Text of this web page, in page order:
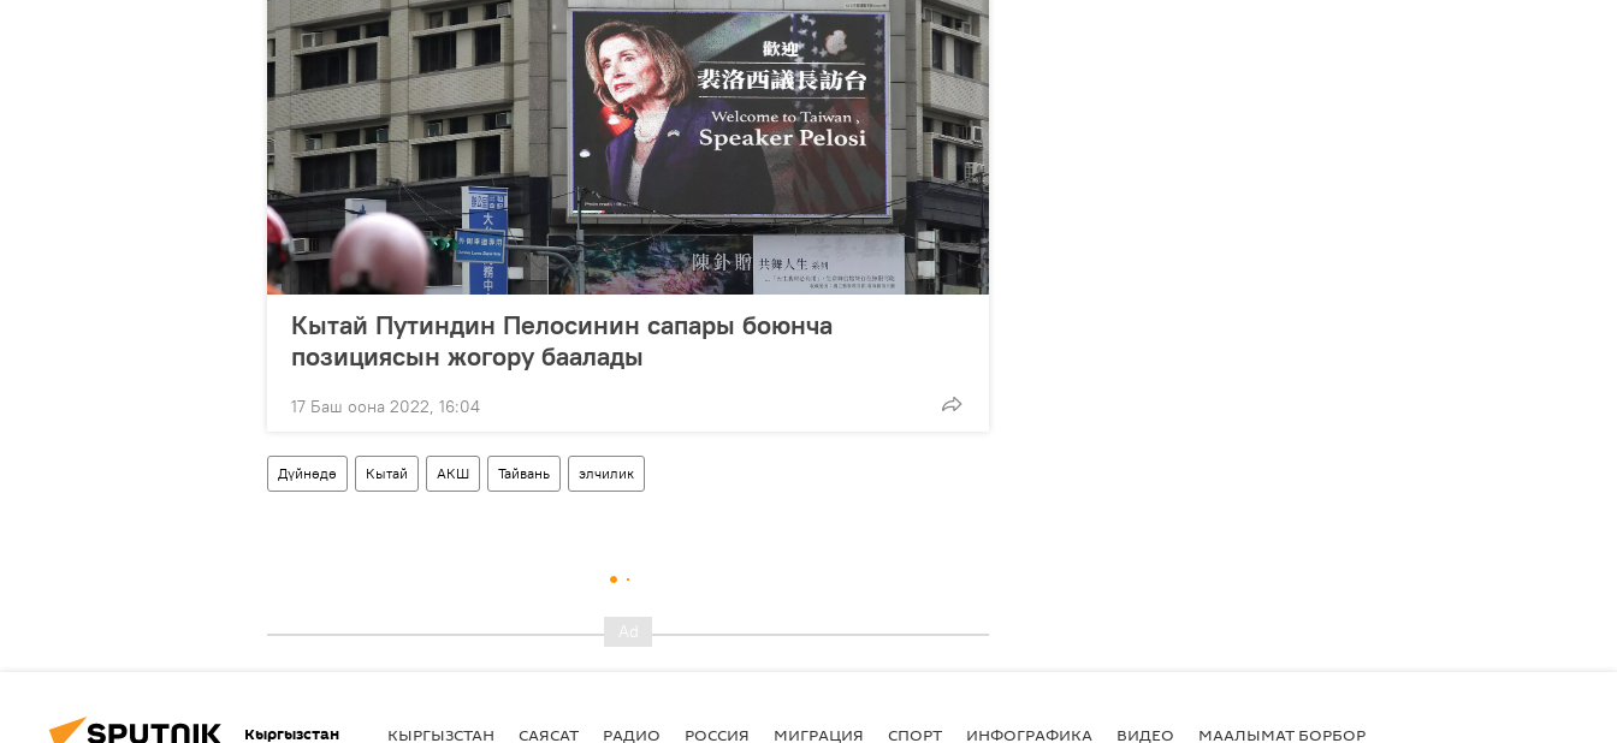
Кытай Путиндин Пелосинин сапары боюнча
позициясын жогору баалады
17 Баш оона 2022, 16:04
Дүйнөдө Кытай АКШ Тайвань элчилик
Кыргызстан КЫРГЫЗСТАН САЯСАТ РАДИО РОССИЯ МИГРАЦИЯ СПОРТ ИНФОГРАФИКА ВИДЕО МААЛЫМАТ БОРБОР